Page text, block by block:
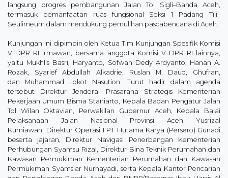
langsung progres pembangunan Jalan Tol Sigli–Banda Aceh,
termasuk pemanfaatan ruas fungsional Seksi 1 Padang Tiji–
Seulimeum dalam mendukung pemulihan pascabencana di Aceh.
Kunjungan ini dipimpin oleh Ketua Tim Kunjungan Spesifik Komisi
V DPR RI Irmawan, bersama anggota Komisi V DPR RI lainnya,
yaitu Mukhlis Basri, Haryanto, Sofwan Dedy Ardyanto, Hanan A.
Rozak, Syarief Abdullah Alkadrie, Ruslan M. Daud, Ghufran,
dan Muhammad Lokot Nasution. Turut hadir dalam agenda
tersebut Direktur Jenderal Prasarana Strategis Kementerian
Pekerjaan Umum Bisma Staniarto, Kepala Badan Pengatur Jalan
Tol Wilan Oktavian, Perwakilan Gubernur Aceh, Kepala Balai
Pelaksanaan Jalan Nasional Provinsi Aceh Yusrizal
Kurniawan, Direktur Operasi I PT Hutama Karya (Persero) Gunadi
beserta jajaran, Direktur Navigasi Penerbangan Kementerian
Perhubungan Syamsu Rizal, Direktur Bina Teknik Perumahan dan
Kawasan Permukiman Kementerian Perumahan dan Kawasan
Permukiman Syamsiar Nurhayadi, serta Kepala Kantor Pencarian